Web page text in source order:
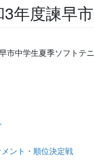
3年度諫早
中学生夏季ソフトテ
ント・順位決定戦